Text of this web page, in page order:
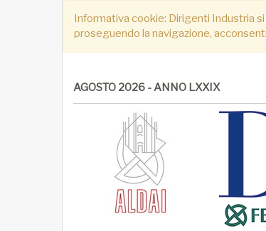
Informativa cookie: Dirigenti Industria
proseguendo la navigazione,
AGOSTO 2026 - ANNO LXXIX